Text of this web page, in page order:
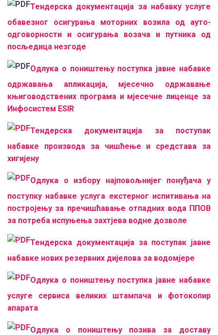
Тендерска документација за набавку услуге
обавезног осигурања моторних возила од ауто-
одговорности и осигурања возача и путника од
посљедица незгоде
Одлука о поништењу поступка јавне набавке
одржавања апликацијa, мјесечно одржавање
књиговодствених програма и мјесечне лиценце за
Инфосистем ESIR
Тендерска документација за поступак
набавке производа за чишћење и средстава за
хигијену
Одлука о избору најповољнијег понуђача у
поступку набавке услуга екстерног испитивања на
постројењу за пречишћавање отпадних вода ППОВ
за потреба испуњења захтјева водне дозволе
Тендерска документација за поступак јавне
набавке нових резервних дијелова за водомјере
Одлука о поништењу поступка јавне набавке
услуге сервиса великих штампача и фотокопир
апарата
Одлука о поништењу позива за доставу